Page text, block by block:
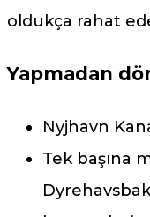
oldukça rahat
Yapmadan
Nyjhavn
Tek başına